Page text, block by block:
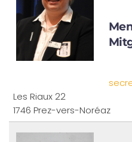
Les Riaux 22
1746 Prez-vers-Noréaz